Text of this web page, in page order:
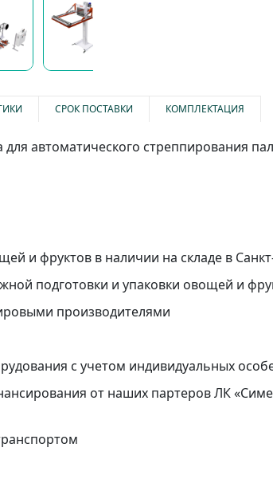
СРОК ПОСТАВКИ КОМПЛЕКТАЦИЯ
автоматического стреппирования
и фруктов в наличии на складе в
подготовки и упаковки овощей и
производителями
с учетом индивидуальных
от наших партеров ЛК